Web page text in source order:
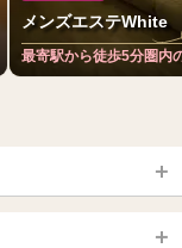
メンズエステWhite
最寄駅から徒歩5分圏内